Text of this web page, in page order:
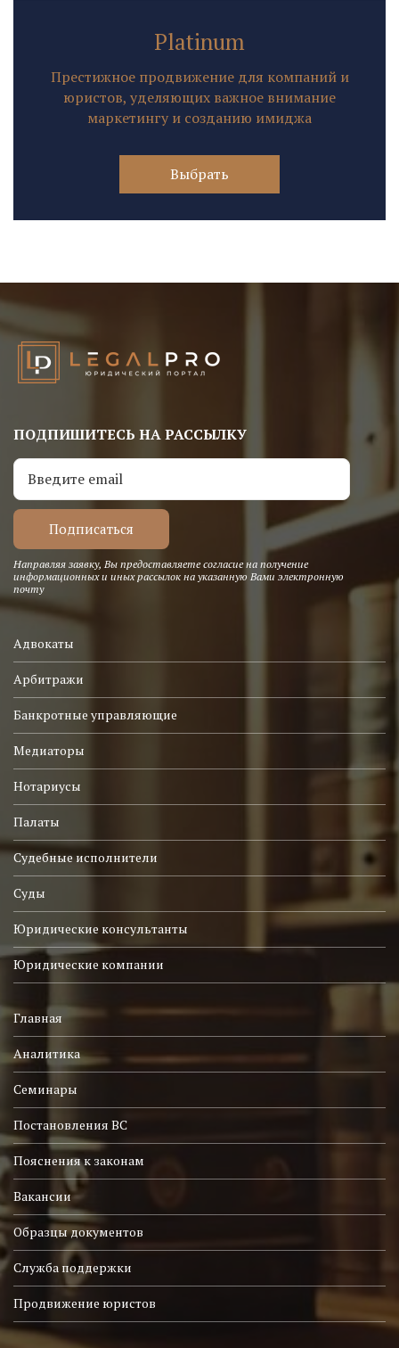
Platinum
Престижное продвижение для компаний и
юристов, уделяющих важное внимание
маркетингу и созданию имиджа
Выбрать
ПОДПИШИТЕСЬ НА РАССЫЛКУ
Направляя заявку, Вы предоставляете согласие на получение
информационных и иных рассылок на указанную Вами электронную
почту
Адвокаты
Арбитражи
Банкротные управляющие
Медиаторы
Нотариусы
Палаты
Судебные исполнители
Суды
Юридические консультанты
Юридические компании
Главная
Аналитика
Семинары
Постановления ВС
Пояснения к законам
Вакансии
Образцы документов
Служба поддержки
Продвижение юристов